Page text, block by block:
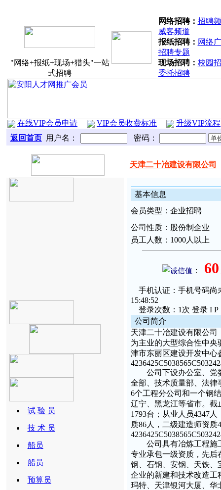
网络招聘： 招聘
威客频道
报纸招聘： 网络
招聘专题
"网络+报纸+现场+猎头"一站
式招聘
现场招聘： 校园
委托招聘
在线VIP会员申请 VIP会员收费标准
升级VIP流程
返回首页
用户名： 密码：
天津二十冶建设有限公司
试 验 员
技 术 员
船员
船员
预算员
基本信息
会 员类型： 企业招聘
公司性质： 股份制企业
员工 人数： 1000人以上
诚信值 ： 60
手机认证：手机号码尚
15:48:52
登录次数：1次 登录 I P
公司简介
天津二十冶建设有限公
为主业的大型综合性中
津市东丽区建设开发中心
公司下设办公室、党委
全部、技术质量部、法律
6个工程分公司和一个钢
辽宁、黑龙江等省市。截
1793台；从业人员4347
质86人，二级建造师资
公司具有冶炼工程施工
专业承包一级资质，先后
钢、石钢、安钢、天铁、
企业的新建和技术改造工
玛特、天津银河大厦、华